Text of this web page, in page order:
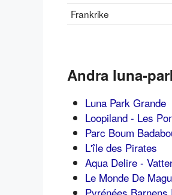
Frankrike
Andra luna-
Luna Park Grande
Loopiland - Les
Parc Boum
L'île des Pirates
Aqua Delire -
Le Monde De
Pyrénées Barnens